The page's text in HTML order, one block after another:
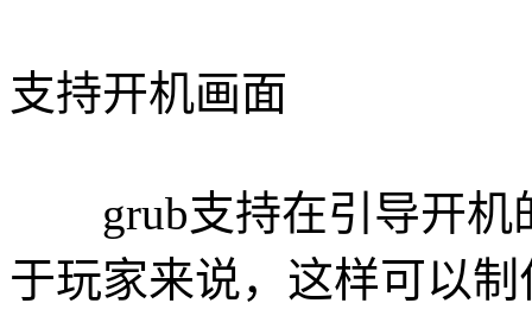
支持开机画面
grub支持在引导开机
于玩家来说，这样可以制